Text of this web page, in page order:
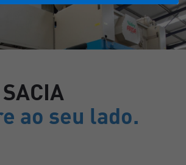
ao seu lado.